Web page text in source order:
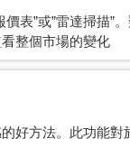
表”或”雷達掃描
整個市場的變化
好方法。此功能